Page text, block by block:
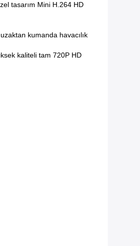
tasarım Mini H.264 HD
uzaktan kumanda havacılık
kaliteli tam 720P HD